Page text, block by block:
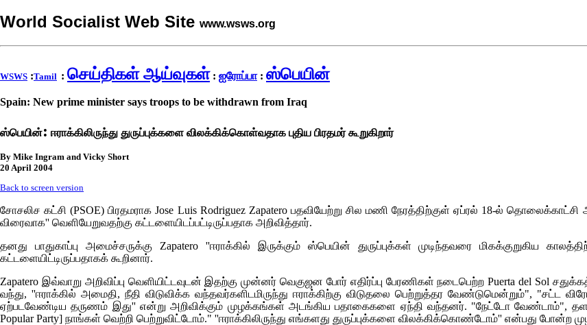
World Socialist Web Site www.wsws.org
WSWS :Tamil : செய்திகள் ஆய்வுகள் : ஐரோப்பா: ஸ்பெயின்
Spain: New prime minister says troops to be withdrawn from Iraq
ஸ்பெயின்: ஈராக்கிலிருந்து துருப்புக்களை விலக்கிக்கொள்வதாக புதிய பிரதமர் கூறுகிறார்
By Mike Ingram and Vicky Short
20 April 2004
Back to screen version
சோசலிச கட்சி (PSOE) பிரதமராக Jose Luis Rodriguez Zapateroபதவியேற்று சில மணி நேரத்திற்குள் ஏப்ரல் 18-ல்
விரைவாக'' வெளியேறுவதற்கு கட்டளையிடப்பட்டிருப்பதாக அறிவித்தார்.
தனது பாதுகாப்பு அமைச்சருக்கு Zapatero''ஈராக்கில் இருக்கும் ஸ்பெயின் துருப்புக்கள் முடிந்தவரை மிகக்குறுகிய
கட்டளையிட்டிருப்பதாகக் கூறினார்.
Zapatero இவ்வாறு அறிவிப்பு வெளியிட்டவுடன் இதற்கு முன்னர் வெகுஜன போர் எதிர்ப்பு பேரணிகள் நடைபெற்ற Puerta del Sol
வந்து, ''ஈராக்கில் அமைதி, நீதி விடுவிக்க வந்தவர்களிடமிருந்து ஈராக்கிற்கு விடுதலை பெற்றுத்தர வேண்டுமென்றும்", "சட்ட
ஏற்படவேண்டிய தருணம் இது'' என்று அறிவிக்கும் முழக்கங்கள் அடங்கிய பதாகைகளை ஏந்தி வந்தனர். "நேட்டோ வேண்டாம்",
Popular Party] நாங்கள் வெற்றி பெற்றுவிட்டோம்." ''ஈராக்கிலிருந்து எங்களது துருப்புக்களை விலக்கிக்கொண்டோம்'' என்பது